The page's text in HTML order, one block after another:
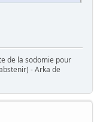
de la sodomie pour
- Arka de